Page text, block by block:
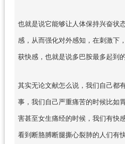
也就是说它能够让人体保持兴奋状
感，从而强化对外感知，在刺激下
获快感，也就是说多巴胺最多起到
其实无论文献怎么说，我们自己都
事，我们自己严重痛苦的时候比如
害甚至女生痛经的时候，我们有快
看到断胳膊断腿撕心裂肺的人们有